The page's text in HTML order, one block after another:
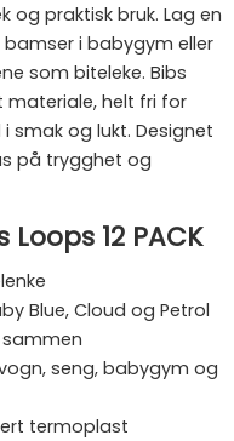
og praktisk bruk. Lag en
i babygym eller
som biteleke. Bibs
materiale, helt fri for
smak og lukt. Designet
på trygghet og
12 PACK
Blue, Cloud og Petrol
sammen
seng, babygym og
termoplast